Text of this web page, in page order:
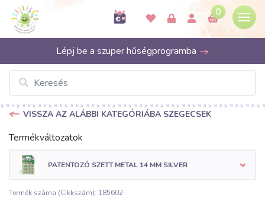
0
Lépj be a szuper hűségprogramba
VISSZA AZ ALÁBBI KATEGÓRIÁBA SZEGECSEK
Termékváltozatok
PATENTOZÓ SZETT METAL 14 MM SILVER
Termék száma (Cikkszám): 185602